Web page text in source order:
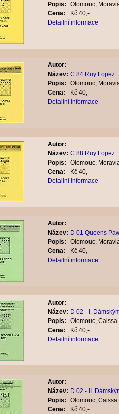
Popis:
Olomouc,
Cena:
Kč 40,-
Detailní informace
Autor:
Název: C 84 Ruy Lopez
Popis:
Olomouc,
Cena:
Kč 40,-
Detailní informace
Autor:
Název: C 88 Ruy Lopez
Popis:
Olomouc,
Cena:
Kč 40,-
Detailní informace
Autor:
Název: D 01 Queens
Popis:
Olomouc,
Cena:
Kč 40,-
Detailní informace
Autor:
Název: D 02 - I.
Popis:
Olomouc,
Cena:
Kč 40,-
Detailní informace
Autor:
Název: D 02 - II.
Popis:
Olomouc,
Cena:
Kč 40,-